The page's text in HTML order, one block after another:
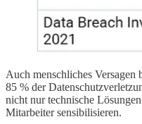
Auch menschliches
85 % der
nicht nur technische
Mitarbeiter sensibilisieren.